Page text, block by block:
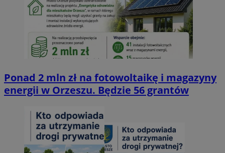
Ponad 2 mln zł na fotowoltaikę i magazyny
energii w Orzeszu. Będzie 56 grantów